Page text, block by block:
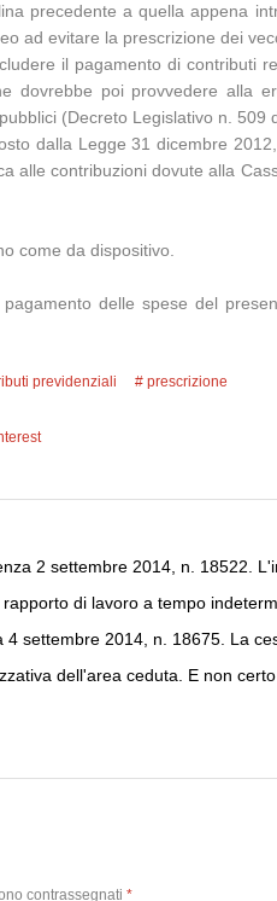
precedente a quella appena
ad evitare la prescrizione dei
il pagamento di contributi
poi provvedere alla
(Decreto Legislativo n. 509
dalla Legge 31 dicembre
alle contribuzioni dovute alla
come da dispositivo.
delle spese del
previdenziali prescrizione
2 settembre 2014, n. 18522.
rapporto di lavoro a tempo
settembre 2014, n. 18675. La
dell'area ceduta. E non
contrassegnati*